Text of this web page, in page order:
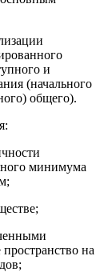
и
(начального
общего).
минимума
на